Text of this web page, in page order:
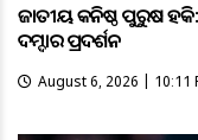
ଜାତୀୟ କନିଷ୍ଠ ପୁରୁଷ ହକି:
ଦମ୍ଦାର ପ୍ରଦର୍ଶନ
August 6, 2026 | 10:11